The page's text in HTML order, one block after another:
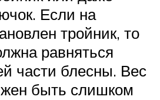
Если на
тройник, то
равняться
части блесны. Вес
быть слишком